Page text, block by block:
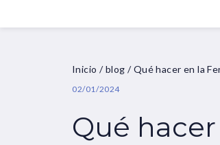
Inicio /blog /Qué hacer en la
02/01/2024
Qué